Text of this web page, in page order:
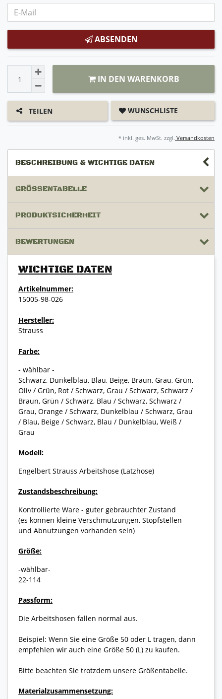
ABSENDEN
IN DEN WARENKORB
TEILEN WUNSCHLISTE
* inkl. ges. MwSt. zzgl. Versandkosten
BESCHREIBUNG & WICHTIGE DATEN
GRÖSSENTABELLE
PRODUKTSICHERHEIT
BEWERTUNGEN
WICHTIGE DATEN
Artikelnummer:
15005-98-026
Hersteller:
Strauss
Farbe:
- wählbar -
Schwarz, Dunkelblau, Blau, Beige, Braun, Grau, Grün,
Oliv / Grün, Rot / Schwarz, Grau / Schwarz, Schwarz /
Braun, Grün / Schwarz, Blau / Schwarz, Schwarz /
Grau, Orange / Schwarz, Dunkelblau / Schwarz, Grau
/ Blau, Beige / Schwarz, Blau / Dunkelblau, Weiß /
Grau
Modell:
Engelbert Strauss Arbeitshose (Latzhose)
Zustandsbeschreibung:
Kontrollierte Ware - guter gebrauchter Zustand
(es können kleine Verschmutzungen, Stopfstellen
und Abnutzungen vorhanden sein)
Größe:
-wählbar-
22-114
Passform:
Die Arbeitshosen fallen normal aus.
Beispiel: Wenn Sie eine Größe 50 oder L tragen, dann
empfehlen wir auch eine Größe 50 (L) zu kaufen.
Bitte beachten Sie trotzdem unsere Größentabelle.
Materialzusammensetzung: